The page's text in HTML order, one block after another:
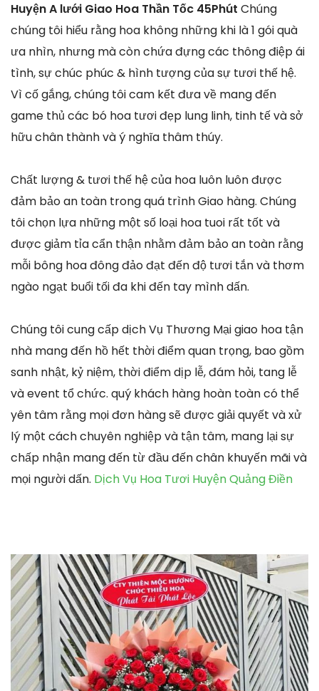
Huyện A lưới Giao Hoa Thần Tốc 45Phút Chúng
chúng tôi hiểu rằng hoa không những khi là 1 gói quà
ưa nhìn, nhưng mà còn chứa đựng các thông điệp ái
tình, sự chúc phúc & hình tượng của sự tươi thế hệ.
Vì cố gắng, chúng tôi cam kết đưa về mang đến
game thủ các bó hoa tươi đẹp lung linh, tinh tế và sở
hữu chân thành và ý nghĩa thâm thúy.
Chất lượng & tươi thế hệ của hoa luôn luôn được
đảm bảo an toàn trong quá trình Giao hàng. Chúng
tôi chọn lựa những một số loại hoa tuoi rất tốt và
được giảm tỉa cẩn thận nhằm đảm bảo an toàn rằng
mỗi bông hoa đông đảo đạt đến độ tươi tắn và thơm
ngào ngạt buổi tối đa khi đến tay mình dấn.
Chúng tôi cung cấp dịch Vụ Thương Mại giao hoa tận
nhà mang đến hồ hết thời điểm quan trọng, bao gồm
sanh nhật, kỷ niệm, thời điểm dịp lễ, đám hỏi, tang lễ
và event tổ chức. quý khách hàng hoàn toàn có thể
yên tâm rằng mọi đơn hàng sẽ được giải quyết và xử
lý một cách chuyên nghiệp và tận tâm, mang lại sự
chấp nhận mang đến từ đầu đến chân khuyến mãi và
mọi người dấn. Dịch Vụ Hoa Tươi Huyện Quảng Điền